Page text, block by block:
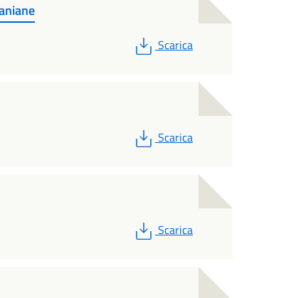
PDF
Scarica
PDF
Scarica
PDF
Scarica